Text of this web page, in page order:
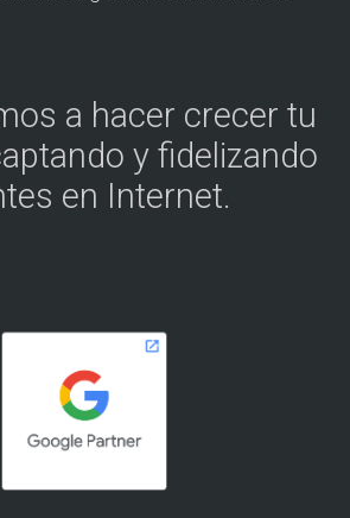
a hacer crecer tu
y fidelizando
en Internet.